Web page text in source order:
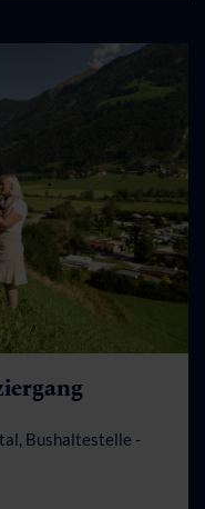
Bushaltestelle -